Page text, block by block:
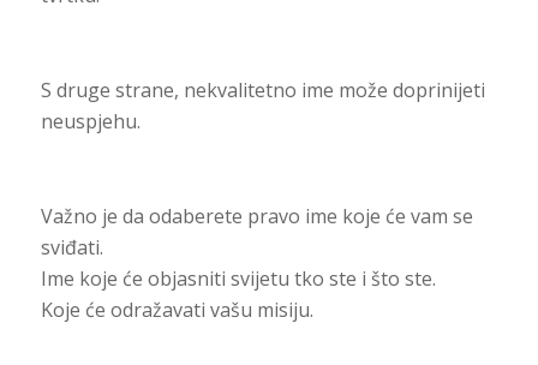
S druge strane, nekvalitetno ime može doprinijeti
neuspjehu.
Važno je da odaberete pravo ime koje će vam se
sviđati.
Ime koje će objasniti svijetu tko ste i što ste.
Koje će odražavati vašu misiju.